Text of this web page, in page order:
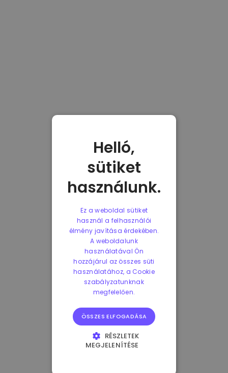
Helló,
sütiket
használunk.
Ez a weboldal sütiket
használ a felhasználói
élmény javítása érdekében.
A weboldalunk
használatával Ön
hozzájárul az összes süti
használatához, a Cookie
szabályzatunknak
megfelelően.
ÖSSZES ELFOGADÁSA
RÉSZLETEK
MEGJELENÍTÉSE